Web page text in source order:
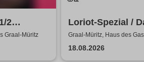
2
Liere
Graal-Müritz
Loriot-Spezial /
schief! -
Pfeffermühle
Graal-Müritz, Haus des
18.08.2026